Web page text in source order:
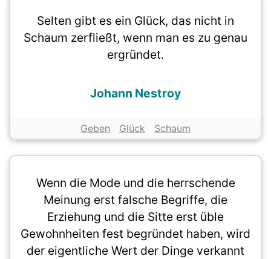
Selten gibt es ein Glück, das nicht in
Schaum zerfließt, wenn man es zu genau
ergründet.
Johann Nestroy
Geben Glück Schaum
Wenn die Mode und die herrschende
Meinung erst falsche Begriffe, die
Erziehung und die Sitte erst üble
Gewohnheiten fest begründet haben, wird
der eigentliche Wert der Dinge verkannt